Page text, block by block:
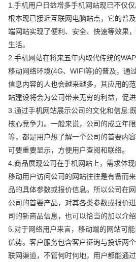
1.手机用户日益增多手机网站现已不仅
根本现已接近互联网电脑站点，它的普
端网站实现了便利、安全、快速等效果
生活。
2.手机网站在将来五年内取代传统的
移动网络环境(4G、WIFI等)的普及，通
信息内容的人也会越来越多，其应用的
站建设将会为公司带来无穷的利益，促进
3.通过手机网站展示公司的文化和信息:
核心竞争力。一般来说，公司的成立年
等，都是用户想了解一个公司的首要内
可要重要显示，方便用户查阅和联络。
4.商品展现公司在手机网站上，需求体现
移动用户访问公司的网站往往是有备而
品的具体参数或报价信息。所以公司在
公司的首要产品，对其各类参数或报价
司的新商品信息，也可以恰当的加以介绍
5.对于网络用户来言，移动端的网站可
优势。客户服务包含客户征询与投诉两
联网渠道，不管何时何地，用户都能通